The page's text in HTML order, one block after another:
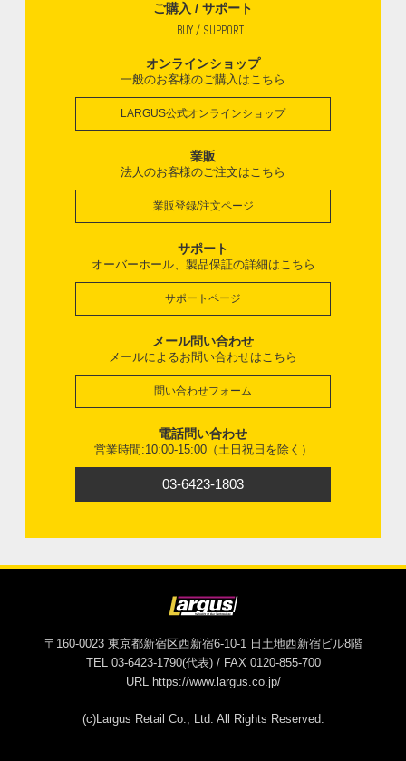
ご購入 / サポート
BUY / SUPPORT
オンラインショップ
一般のお客様のご購入はこちら
LARGUS公式オンラインショップ
業販
法人のお客様のご注文はこちら
業販登録/注文ページ
サポート
オーバーホール、製品保証の詳細はこちら
サポートページ
メール問い合わせ
メールによるお問い合わせはこちら
問い合わせフォーム
電話問い合わせ
営業時間:10:00-15:00（土日祝日を除く）
03-6423-1803
〒160-0023 東京都新宿区西新宿6-10-1 日土地西新宿ビル8階
TEL 03-6423-1790(代表) / FAX 0120-855-700
URL https://www.largus.co.jp/
(c)Largus Retail Co., Ltd. All Rights Reserved.